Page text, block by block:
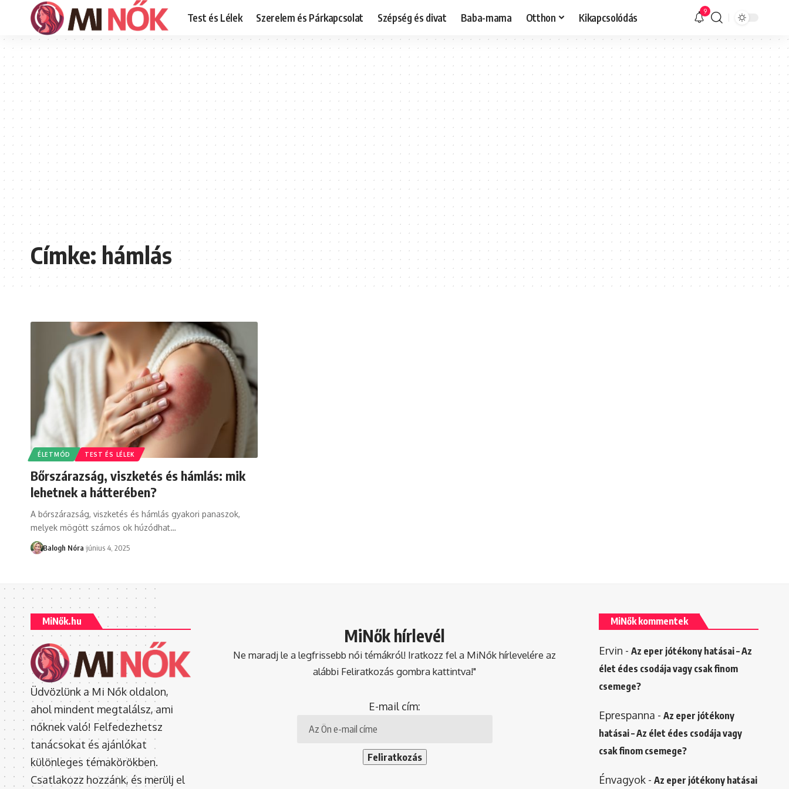
Test és Lélek Szerelem és Párkapcsolat Szépség és divat Baba-mama Otthon Kikapcsolódás 9
Címke:hámlás
ÉLETMÓD TEST ÉS LÉLEK
Bőrszárazság, viszketés és hámlás: mik
lehetnek a hátterében?
A bőrszárazság, viszketés és hámlás gyakori panaszok,
melyek mögött számos ok húzódhat…
Balogh Nóra június 4, 2025
MiNők.hu
Üdvözlünk a Mi Nők oldalon,
ahol mindent megtalálsz, ami
nőknek való! Felfedezhetsz
tanácsokat és ajánlókat
különleges témakörökben.
Csatlakozz hozzánk, és merülj el
MiNők hírlevél
Ne maradj le a legfrissebb női témákról! Iratkozz fel a MiNők hírlevelére az
alábbi Feliratkozás gombra kattintva!"
E-mail cím:
MiNők kommentek
Ervin - Az eper jótékony hatásai – Az
élet édes csodája vagy csak finom
csemege?
Eprespanna - Az eper jótékony
hatásai – Az élet édes csodája vagy
csak finom csemege?
Énvagyok- Az eper jótékony hatásai